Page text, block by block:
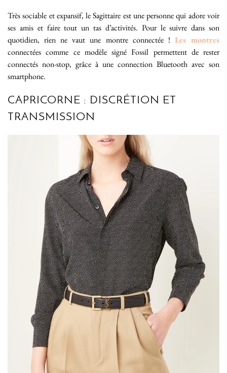
Très sociable et expansif, le Sagittaire est une personne qui adore voir
ses amis et faire tout un tas d’activités. Pour le suivre dans son
quotidien, rien ne vaut une montre connectée ! Les montres
connectées comme ce modèle signé Fossil permettent de rester
connectés non-stop, grâce à une connection Bluetooth avec son
smartphone.
CAPRICORNE : DISCRÉTION ET
TRANSMISSION